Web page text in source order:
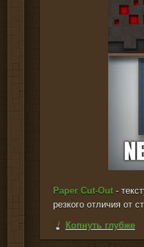
Paper Cut-Out -
резкого отличия от
Копнуть глубже